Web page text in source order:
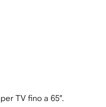
TV fino a 65”.